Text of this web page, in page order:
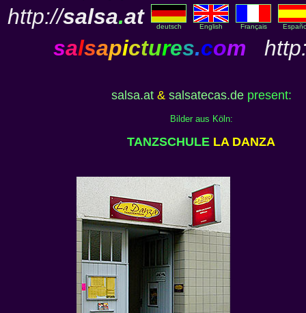
http://salsa.at deutsch English Français
salsapictures.com
salsa.at& salsatecas.depresent:
Bilder aus Köln:
TANZSCHULE LA DANZA